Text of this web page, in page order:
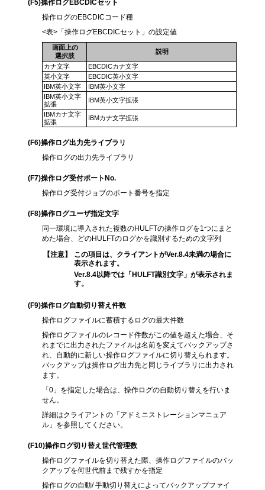
(F5)操作ログEBCDICセット
操作ログのEBCDICコード種
<表>「操作ログEBCDICセット」の設定値
画面上の
選択肢
説明
カナ文字
EBCDICカナ文字
英小文字
EBCDIC英小文字
IBM英小文字
IBM英小文字
IBM英小文字
拡張
IBM英小文字拡張
IBMカナ文字
拡張
IBMカナ文字拡張
(F6)操作ログ出力先ライブラリ
操作ログの出力先ライブラリ
(F7)操作ログ受付ポートNo.
操作ログ受付ジョブのポート番号を指定
(F8)操作ログユーザ指定文字
同一環境に導入された複数のHULFTの操作ログを1つにまと
めた場合、どのHULFTのログかを識別するための文字列
【注意】
この項目は、クライアントがVer.8.4未満の場合に
表示されます。
Ver.8.4以降では「HULFT識別文字」が表示されま
す。
(F9)操作ログ自動切り替え件数
操作ログファイルに蓄積するログの最大件数
操作ログファイルのレコード件数がこの値を超えた場合、そ
れまでに出力されたファイルは名前を変えてバックアップさ
れ、自動的に新しい操作ログファイルに切り替えられます。
バックアップは操作ログ出力先と同じライブラリに出力され
ます。
「0」を指定した場合は、操作ログの自動切り替えを行いま
せん。
詳細はクライアントの「アドミニストレーションマニュア
ル」を参照してください。
(F10)操作ログ切り替え世代管理数
操作ログファイルを切り替えた際、操作ログファイルのバッ
クアップを何世代前まで残すかを指定
操作ログの自動/ 手動切り替えによってバックアップファイ